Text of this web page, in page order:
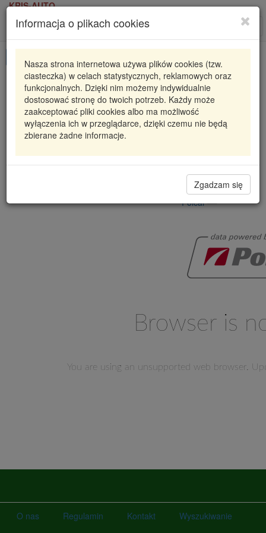
KRIS-AUTO
Informacja o plikach cookies
Nasza strona internetowa używa plików cookies (tzw.
ciasteczka) w celach statystycznych, reklamowych oraz
funkcjonalnych. Dzięki nim możemy indywidualnie
dostosować stronę do twoich potrzeb. Każdy może
zaakceptować pliki cookies albo ma możliwość
wyłączenia ich w przeglądarce, dzięki czemu nie będą
zbierane żadne informacje.
Zgadzam się
Karta produktu
EA2375257 POLCAR
ZACISK HAMULCOWY OPEL ASTRA G LIFTBACK
(T9
Dostępność
Radzyń 0
Filia Lublin 0
Polcar
O nas Regulamin Kontakt
Wyszukiwanie